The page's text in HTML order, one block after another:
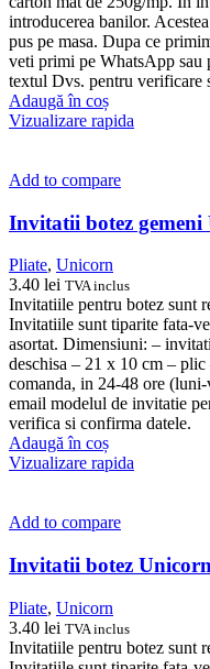
introducerea banilor.
pus pe masa. Dupa ce
veti primi pe WhatsApp sau
textul Dvs. pentru verificare
Adaugă în coș
Vizualizare rapida
Add to compare
Invitatii botez
Pliate, Unicorn
3.40 lei TVA inclus
Invitatiile pentru botez sunt
Invitatiile sunt tiparite fata-
asortat. Dimensiuni: –
deschisa – 21 x 10 cm –
comanda, in 24-48 ore
email modelul de invitatie
verifica si confirma datele.
Adaugă în coș
Vizualizare rapida
Add to compare
Invitatii botez
Pliate, Unicorn
3.40 lei TVA inclus
Invitatiile pentru botez sunt